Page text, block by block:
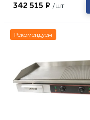
342 515 ₽ /шт
Рекомендуем